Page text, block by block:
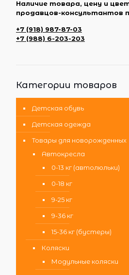
Наличие товара, цену и
продавцов-консультантов
+7 (918) 987-87-03
+7 (988) 6-203-203
Категории товаров
Детская обувь
Детская одежда
Товары для новорожденных
Автокресла
0-13 кг (автолюльки)
0-18 кг
9-25 кг
9-36 кг
15-36 кг (бустеры)
Коляски
Модульные коляски